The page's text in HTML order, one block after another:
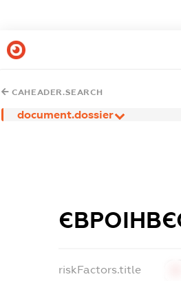
CAHEADER.SEARCH
document.dossier
riskFactors.title